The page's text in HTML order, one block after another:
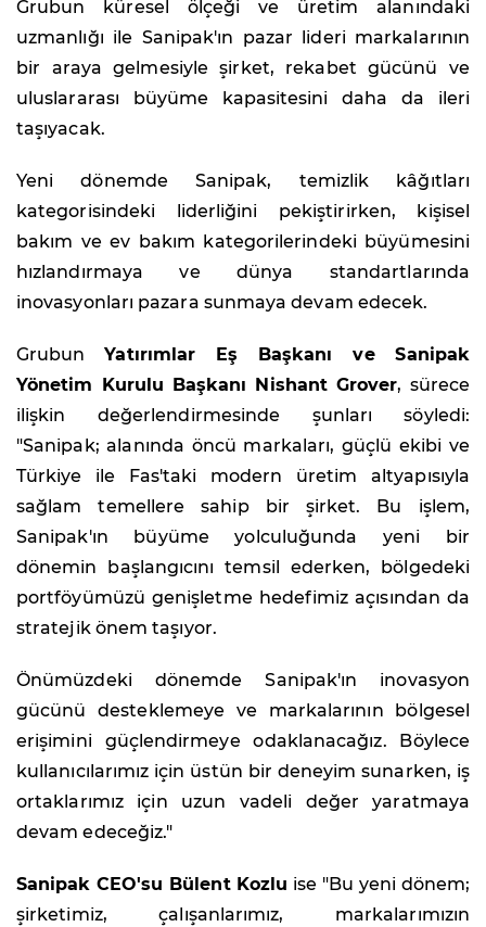
Grubun küresel ölçeği ve üretim alanındaki
uzmanlığı ile Sanipak'ın pazar lideri markalarının
bir araya gelmesiyle şirket, rekabet gücünü ve
uluslararası büyüme kapasitesini daha da ileri
taşıyacak.
Yeni dönemde Sanipak, temizlik kâğıtları
kategorisindeki liderliğini pekiştirirken, kişisel
bakım ve ev bakım kategorilerindeki büyümesini
hızlandırmaya ve dünya standartlarında
inovasyonları pazara sunmaya devam edecek.
GrubunYatırımlar Eş Başkanı ve Sanipak
Yönetim Kurulu Başkanı Nishant Grover, sürece
ilişkin değerlendirmesinde şunları söyledi:
"Sanipak; alanında öncü markaları, güçlü ekibi ve
Türkiye ile Fas'taki modern üretim altyapısıyla
sağlam temellere sahip bir şirket. Bu işlem,
Sanipak'ın büyüme yolculuğunda yeni bir
dönemin başlangıcını temsil ederken, bölgedeki
portföyümüzü genişletme hedefimiz açısından da
stratejik önem taşıyor.
Önümüzdeki dönemde Sanipak'ın inovasyon
gücünü desteklemeye ve markalarının bölgesel
erişimini güçlendirmeye odaklanacağız. Böylece
kullanıcılarımız için üstün bir deneyim sunarken, iş
ortaklarımız için uzun vadeli değer yaratmaya
devam edeceğiz."
Sanipak CEO'su Bülent Kozlu ise "Bu yeni dönem;
şirketimiz, çalışanlarımız, markalarımızın